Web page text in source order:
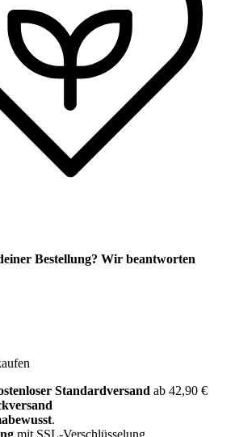
Bestellung? Wir beantworten
Standardversand ab 42,90 €
.